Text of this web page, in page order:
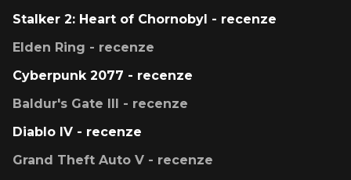
Stalker 2: Heart of Chornobyl - recenze
Elden Ring - recenze
Cyberpunk 2077 - recenze
Baldur's Gate III - recenze
Diablo IV - recenze
Grand Theft Auto V - recenze